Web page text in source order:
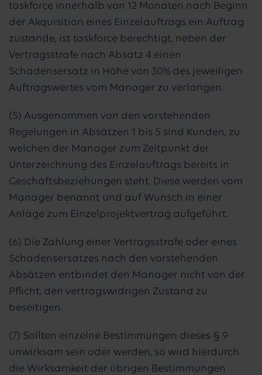
taskforce innerhalb von 12 Monaten nach Beginn
der Akquisition eines Einzelauftrags ein Auftrag
zustande, ist taskforce berechtigt, neben der
Vertragsstrafe nach Absatz 4 einen
Schadensersatz in Höhe von 30% des jeweiligen
Auftragswertes vom Manager zu verlangen.
(5) Ausgenommen von den vorstehenden
Regelungen in Absätzen 1 bis 5 sind Kunden, zu
welchen der Manager zum Zeitpunkt der
Unterzeichnung des Einzelauftrags bereits in
Geschäftsbeziehungen steht. Diese werden vom
Manager benannt und auf Wunsch in einer
Anlage zum Einzelprojektvertrag aufgeführt.
(6) Die Zahlung einer Vertragsstrafe oder eines
Schadensersatzes nach den vorstehenden
Absätzen entbindet den Manager nicht von der
Pflicht, den vertragswidrigen Zustand zu
beseitigen.
(7) Sollten einzelne Bestimmungen dieses § 9
unwirksam sein oder werden, so wird hierdurch
die Wirksamkeit der übrigen Bestimmungen